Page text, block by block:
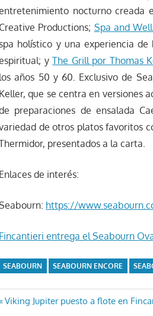
nocturno creada
Creative Productions; Spa and
holístico y una experiencia
yThe Grill por Thomas
los años 50 y 60. Exclusivo de
Keller, que se centra en versiones
preparaciones de ensalada
de otros platos favoritos
presentados a la carta.
Enlaces de interés:
https://
Fincantieri entrega el Seabourn
SEABOURN SEABOURN ENCORE
Navegación
Entrada
Viking Jupiter puesto a flote en